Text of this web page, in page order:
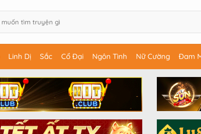
Linh Dị Sắc Cổ Đại Ngôn Tình Nữ Cường Đam